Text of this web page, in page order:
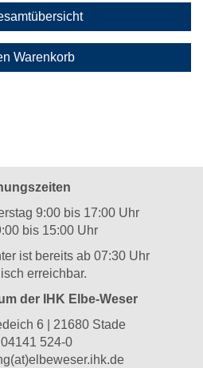
Warenkorb
9:00 bis 17:00 Uhr
bis 15:00 Uhr
ist bereits ab 07:30 Uhr
erreichbar.
der IHK Elbe-Weser
6 | 21680 Stade
04141 524-0